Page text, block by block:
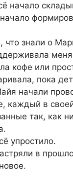
начало
что знали о
кофе или
пока
начали
каждый в
так, как
упростило.
в